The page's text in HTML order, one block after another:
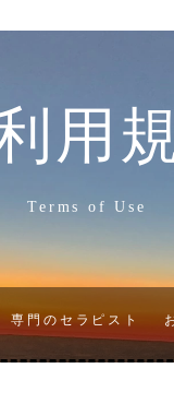
用
Terms of Use
専門のセラピスト